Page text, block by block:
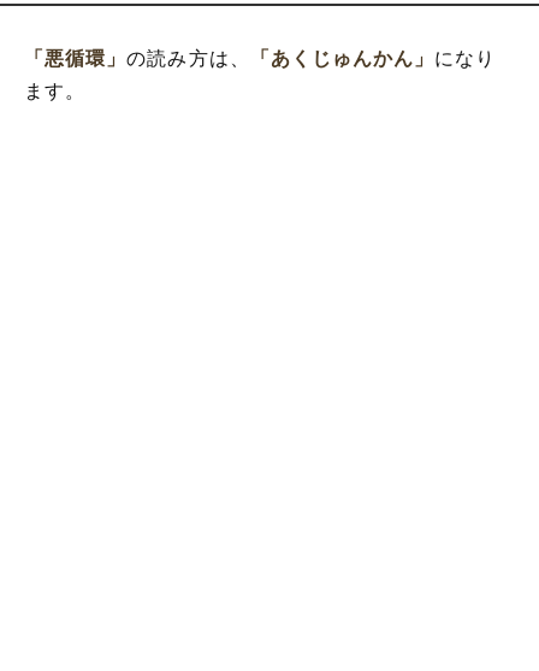
「悪循環」の読み方は、 「あくじゅんかん」 になり
ます。